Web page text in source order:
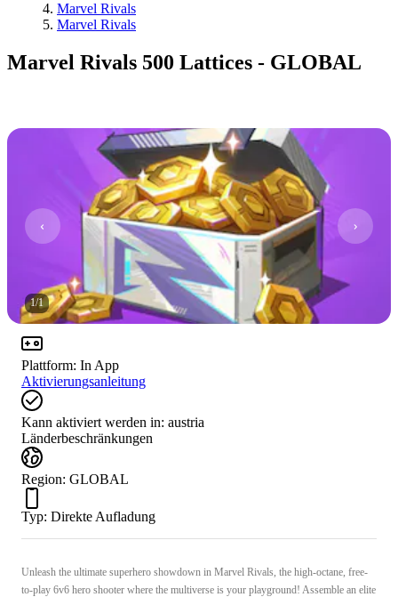
Marvel Rivals
Marvel Rivals
Marvel Rivals 500 Lattices - GLOBAL
1/1
Plattform: In App
Aktivierungsanleitung
Kann aktiviert werden in: austria
Länderbeschränkungen
Region: GLOBAL
Typ: Direkte Aufladung
Unleash the ultimate superhero showdown in Marvel Rivals, the high-octane, free-
to-play 6v6 hero shooter where the multiverse is your playground! Assemble an elite